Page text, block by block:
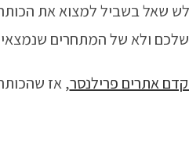
שאל בשביל למצוא את
ולא של המתחרים
אתרים פרילנסר, אז